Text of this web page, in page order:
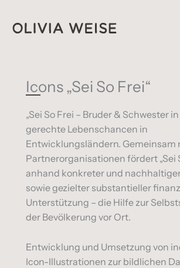
Inhalt
springen
Icons „Sei So Frei“
„Sei So Frei – Bruder & Schwester
gerechte Lebenschancen in
Entwicklungsländern. Gemeinsam
Partnerorganisationen fördert „Sei
anhand konkreter und
sowie gezielter substantieller
Unterstützung – die Hilfe zur
der Bevölkerung vor Ort.
Entwicklung und Umsetzung von
Icon-Illustrationen zur bildlichen